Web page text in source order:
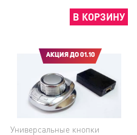
В КОРЗИНУ
АКЦИЯ ДО 01.10
Универсальные кнопки